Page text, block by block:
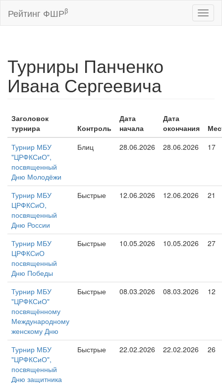
Рейтинг ФШРβ
Турниры Панченко
Ивана Сергеевича
Заголовок
турнира
Контроль
Дата
начала
Дата
окончания
Турнир МБУ
"ЦРФКСиО",
посвященный
Дню Молодёжи
Блиц 28.06.2026 28.06.2026 17
Турнир МБУ
ЦРФКСиО,
посвященный
Дню России
Быстрые 12.06.2026 12.06.2026 21
Турнир МБУ
ЦРФКСиО
посвященный
Дню Победы
Быстрые 10.05.2026 10.05.2026 27
Турнир МБУ
"ЦРФКСиО"
посвящённому
Международному
женскому Дню
Быстрые 08.03.2026 08.03.2026 12
Турнир МБУ
"ЦРФКСиО",
посвященный
Дню защитника
Быстрые 22.02.2026 22.02.2026 26